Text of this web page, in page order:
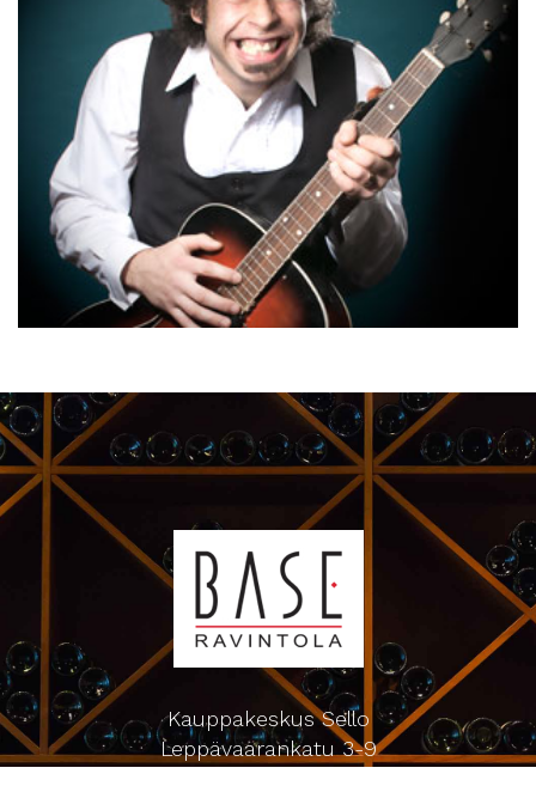
Kauppakeskus Sello
Leppävaarankatu 3-9